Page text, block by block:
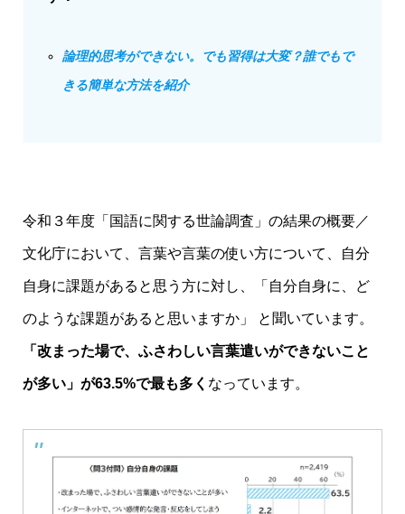
論理的思考ができない。でも習得は大変？誰でもで
きる簡単な方法を紹介
令和３年度「国語に関する世論調査」の結果の概要／
文化庁において、言葉や言葉の使い方について、自分
自身に課題があると思う方に対し、「自分自身に、ど
のような課題があると思いますか」 と聞いています。
「改まった場で、ふさわしい言葉遣いができないこと
が多い」が63.5%で最も多く なっています。